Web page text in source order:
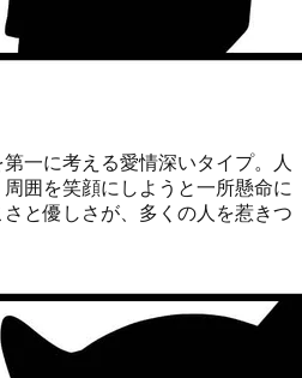
一に考える愛情深いタイプ。人
囲を笑顔にしようと一所懸命に
と優しさが、多くの人を惹きつ